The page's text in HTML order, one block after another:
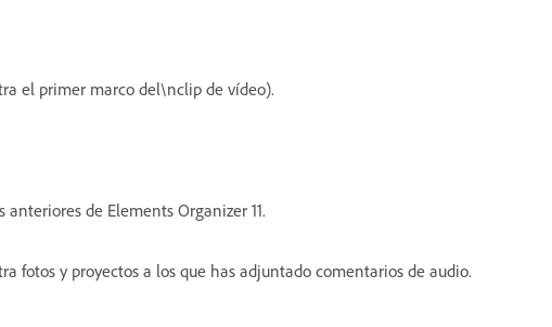
el primer marco del\nclip de vídeo).
de Elements Organizer 11.
fotos y proyectos a los que has adjuntado comentarios de audio.